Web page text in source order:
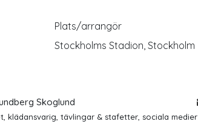
Plats/arrangör
Stockholms Stadion, Stockholm
Skoglund
klädansvarig, tävlingar & stafetter, sociala medier